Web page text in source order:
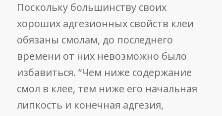
Поскольку большинству своих
хороших адгезионных свойств клеи
обязаны смолам, до последнего
времени от них невозможно было
избавиться. “Чем ниже содержание
смол в клее, тем ниже его начальная
липкость и конечная адгезия,